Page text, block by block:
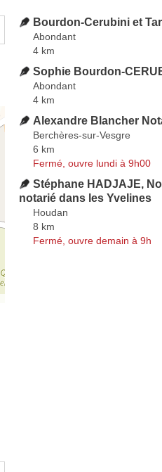
Bourdon-Cerubini et
Abondant
4 km
Sophie Bourdon-
Abondant
4 km
Alexandre Blancher
Berchères-sur-Vesgre
6 km
Fermé, ouvre lundi à 9h00
Stéphane HADJAJE,
notarié dans les Yvelines
Houdan
8 km
Fermé, ouvre demain à 9h